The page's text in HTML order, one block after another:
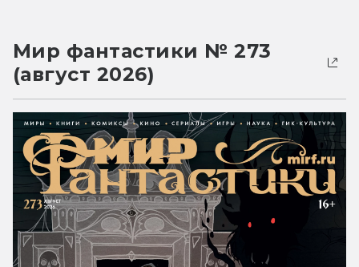
Мир фантастики № 273
(август 2026)